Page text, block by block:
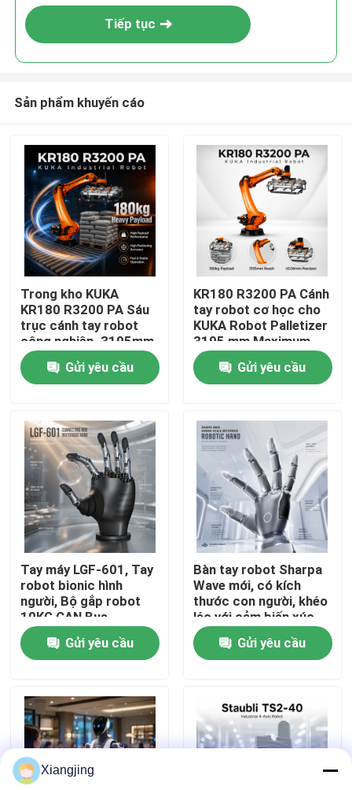
Nhà
Sản phẩm
Video
Về chúng tôi
Tham quan nhà máy
Kiểm soát chất lượng
Liên hệ với chúng tôi
Yêu cầu báo giá
Cánh tay Robot công nghiệp
Tiếp tục
Sản phẩm khuyến cáo
Trong kho KUKA
KR180 R3200 PA Sáu
trục cánh tay robot
công nghiệp, 3195mm
Reach Palletizing xử lý
cánh tay robot
Gửi yêu cầu
KR180 R3200 PA Cánh
tay robot cơ học cho
KUKA Robot Palletizer
3195 mm Maximum
Reach
Gửi yêu cầu
Tay máy LGF-601, Tay
robot bionic hình
người, Bộ gắp robot
10KG CAN Bus
Gửi yêu cầu
Bàn tay robot Sharpa
Wave mới, có kích
thước con người, khéo
léo với cảm biến xúc
giác độ phân giải cao
để tích hợp robot
Gửi yêu cầu
Xiangjing